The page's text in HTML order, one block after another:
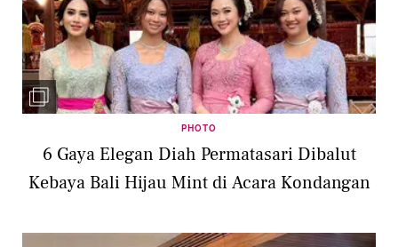
PHOTO
6 Gaya Elegan Diah Permatasari Dibalut
Kebaya Bali Hijau Mint di Acara Kondangan